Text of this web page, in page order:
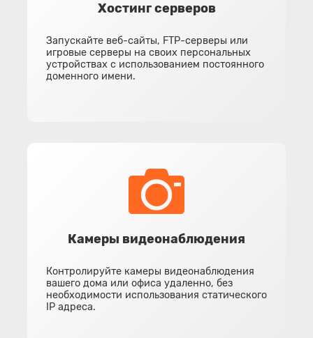
Хостинг серверов
Запускайте веб-сайты, FTP-серверы или
игровые серверы на своих персональных
устройствах с использованием постоянного
доменного имени.
Камеры видеонаблюдения
Контролируйте камеры видеонаблюдения
вашего дома или офиса удаленно, без
необходимости использования статического
IP адреса.